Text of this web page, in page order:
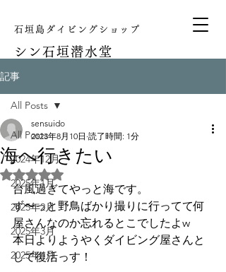
石垣島ダイビングショップ
シン石垣潜水堂
記事
All Posts
2024年12月
2025年1月
2025年2月
2025年3月
2025年4月
All Posts
海へ行きたい
sensuido
2023年8月10日 読了時間: 1分
5つ星のうちNaNと評価されています。
台風過ぎてやっと海です。
ず〜っと野鳥ばかり撮りに行ってて何
屋さんなのか忘れるとこでしたよw
本日よりようやくダイビング屋さんと
して復活っす！